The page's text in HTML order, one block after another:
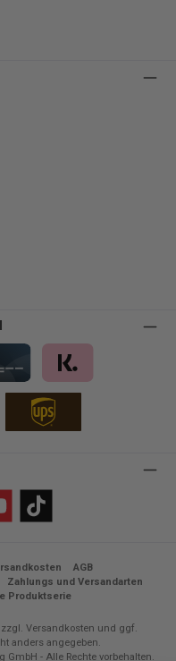
Klarna
TikTok
AGB
Zahlungs und Versandarten
Produktserie
Versandkosten und ggf.
anders angegeben.
- Alle Rechte vorbehalten.